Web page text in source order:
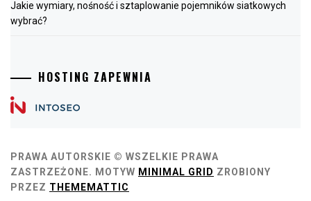
Jakie wymiary, nośność i sztaplowanie pojemników siatkowych
wybrać?
HOSTING ZAPEWNIA
PRAWA AUTORSKIE © WSZELKIE PRAWA
ZASTRZEŻONE. MOTYW MINIMAL GRID ZROBIONY
PRZEZ THEMEMATTIC